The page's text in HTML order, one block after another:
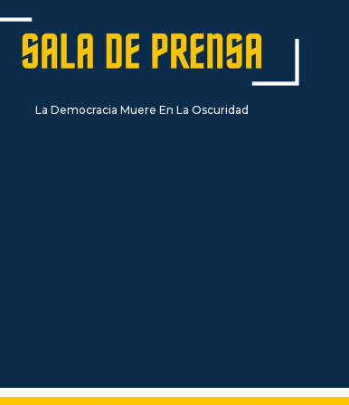
La Democracia Muere En La Oscuridad